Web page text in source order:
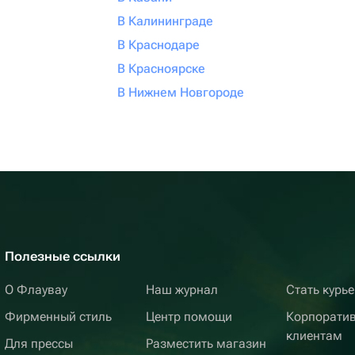
В Калининграде
В Краснодаре
В Красноярске
В Нижнем Новгороде
Полезные ссылки
О Флаувау
Фирменный стиль
Для прессы
Наш журнал
Центр помощи
Разместить магазин
Стать
клиентам